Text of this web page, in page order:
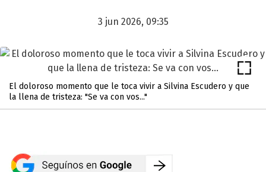
3 jun 2026, 09:35
El doloroso momento que le toca vivir a Silvina Escudero y que
la llena de tristeza: "Se va con vos..."